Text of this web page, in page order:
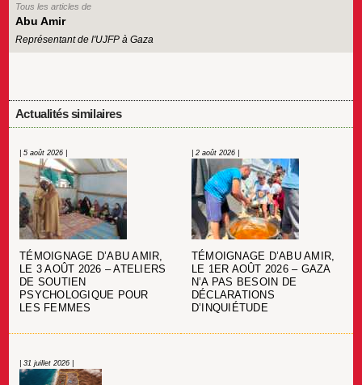
Tous les articles de
Abu Amir
Représentant de l'UJFP à Gaza
Actualités similaires
| 5 août 2026 |
TÉMOIGNAGE D’ABU AMIR,
LE 3 AOÛT 2026 – ATELIERS
DE SOUTIEN
PSYCHOLOGIQUE POUR
LES FEMMES
| 2 août 2026 |
TÉMOIGNAGE D’ABU AMIR,
LE 1ER AOÛT 2026 – GAZA
N’A PAS BESOIN DE
DÉCLARATIONS
D’INQUIÉTUDE
| 31 juillet 2026 |